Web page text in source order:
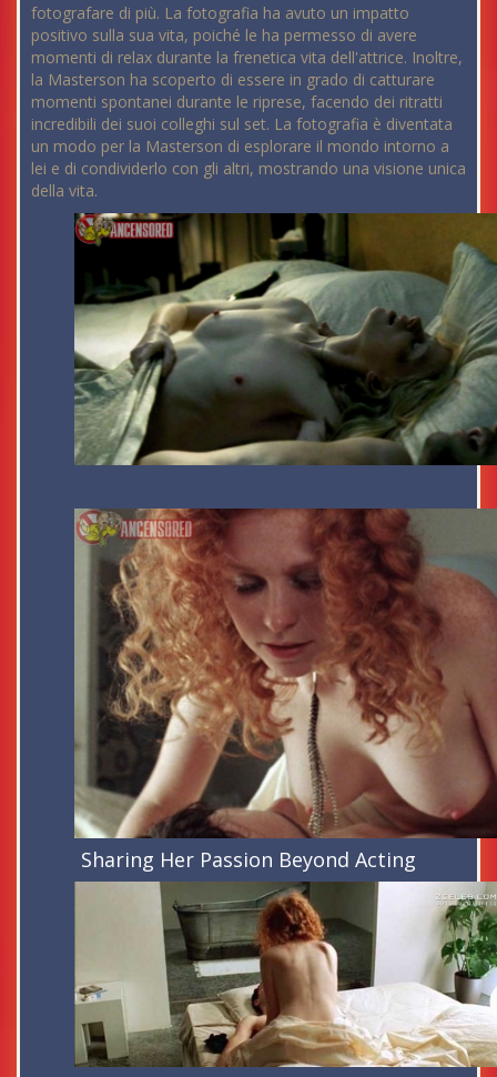
fotografare di più. La fotografia ha avuto un impatto
positivo sulla sua vita, poiché le ha permesso di avere
momenti di relax durante la frenetica vita dell'attrice. Inoltre,
la Masterson ha scoperto di essere in grado di catturare
momenti spontanei durante le riprese, facendo dei ritratti
incredibili dei suoi colleghi sul set. La fotografia è diventata
un modo per la Masterson di esplorare il mondo intorno a
lei e di condividerlo con gli altri, mostrando una visione unica
della vita.
Sharing Her Passion Beyond Acting